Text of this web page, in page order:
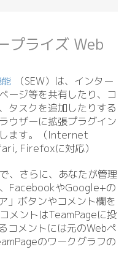
プライズ Web
（SEW）は、インター
ージ等を共有したり、コ
タスクを追加したりする
ウザーに拡張プラグイン
ます。（Internet
Firefoxに対応）
、さらに、あなたが管理
FacebookやGoogle+の
」ボタンやコメント欄を
メントはTeamPageに投
コメントには元のWebペ
のワークグラフの